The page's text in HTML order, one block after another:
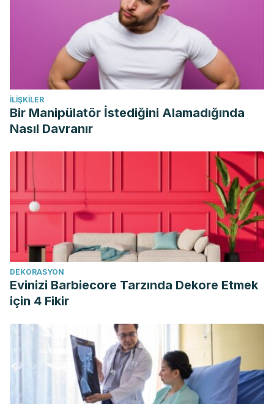
İLIŞKILER
Bir Manipülatör İstediğini Alamadığında
Nasıl Davranır
DEKORASYON
Evinizi Barbiecore Tarzında Dekore Etmek
için 4 Fikir